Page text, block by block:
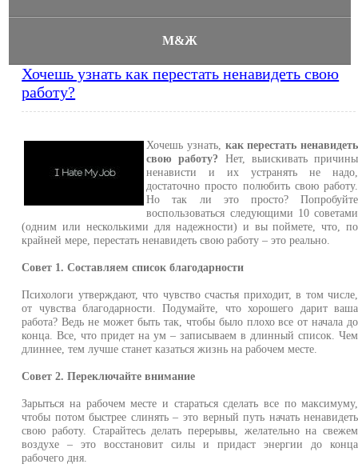
М&Ж
Хочешь узнать как перестать ненавидеть свою
работу?
Хочешь узнать, как перестать ненавидеть
свою работу? Нет, выискивать причины
ненависти и их устранять не надо,
достаточно просто полюбить свою работу.
Но так ли это просто? Попробуйте
воспользоваться следующими 10 советами
(одним или несколькими для надежности) и вы поймете, что, по
крайней мере, перестать ненавидеть свою работу – это реально.
Совет 1. Составляем список благодарности
Психологи утверждают, что чувство счастья приходит, в том числе,
от чувства благодарности. Подумайте, что хорошего дарит ваша
работа? Ведь не может быть так, чтобы было плохо все от начала до
конца. Все, что придет на ум – записываем в длинный список. Чем
длиннее, тем лучше станет казаться жизнь на рабочем месте.
Совет 2. Переключайте внимание
Зарыться на рабочем месте и стараться сделать все по максимуму,
чтобы потом быстрее слинять – это верный путь начать ненавидеть
свою работу. Старайтесь делать перерывы, желательно на свежем
воздухе – это восстановит силы и придаст энергии до конца
рабочего дня.